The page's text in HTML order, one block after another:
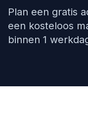
Plan een gratis
een kosteloos
binnen 1